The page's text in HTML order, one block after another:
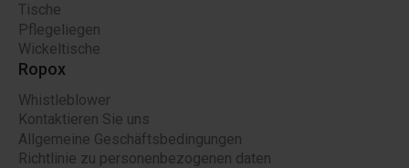
Tische
Pflegeliegen
Wickeltische
Ropox
Whistleblower
Kontaktieren Sie uns
Allgemeine Geschäftsbedingungen
Richtlinie zu personenbezogenen daten